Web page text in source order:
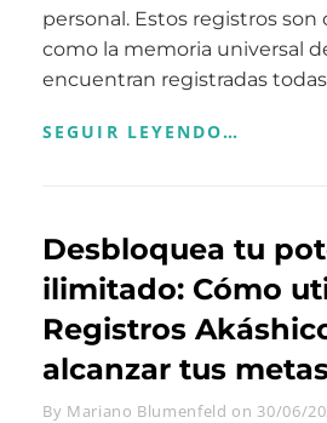
personal. Estos registros son
como la memoria universal
encuentran registradas
SEGUIR LEYENDO…
TRAVÉS
DE
LOS
UNA
GUÍA
Desbloquea tu
ilimitado: Cómo
Registros
alcanzar tus
By Byline
Mariano Blumenfeld on 30/06/